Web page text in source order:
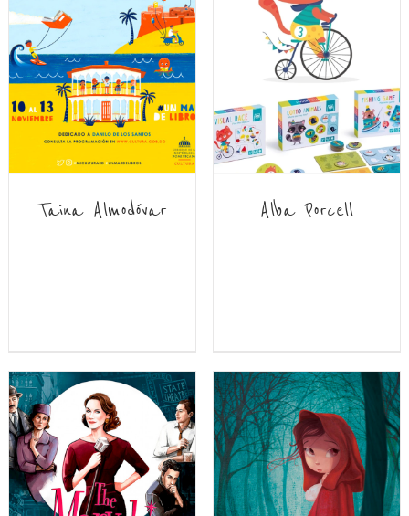
Taina Almodóvar Alba Porcell